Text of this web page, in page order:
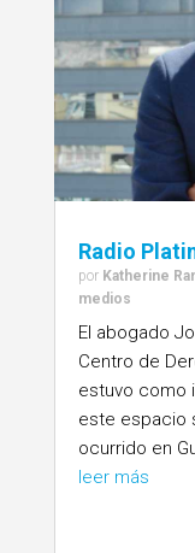
Radio
por Katherine
medios
El abogado
Centro de
estuvo como
este espacio
ocurrido en
leer más